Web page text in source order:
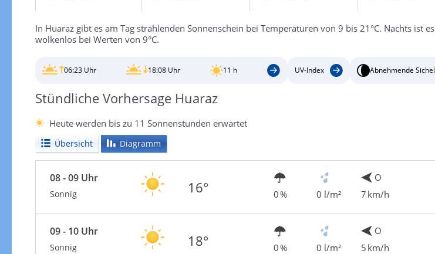
In Huaraz gibt es am Tag strahlenden Sonnenschein bei Temperaturen von 9 bis 21°C. Nachts ist es
wolkenlos bei Werten von 9°C.
06:23 Uhr 18:08 Uhr 11 h UV-Index Abnehmende Sichel
Stündliche Vorhersage Huaraz
Heute werden bis zu 11 Sonnenstunden erwartet
Übersicht Diagramm
08 - 09 Uhr
Sonnig 16° 0 % 0 l/m²
O
7 km/h
09 - 10 Uhr
Sonnig 18° 0 % 0 l/m²
O
5 km/h